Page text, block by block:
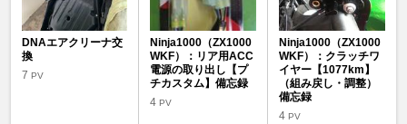
DNAエアクリーナ交
換
7 PV
Ninja1000（ZX1000
WKF）：リア用ACC
電源の取り出し【プ
チカスタム】備忘録
4PV
Ninja1000（ZX1000
WKF）：クラッチワ
イヤー【1077km】
（組み戻し・調整）
備忘録
4 PV